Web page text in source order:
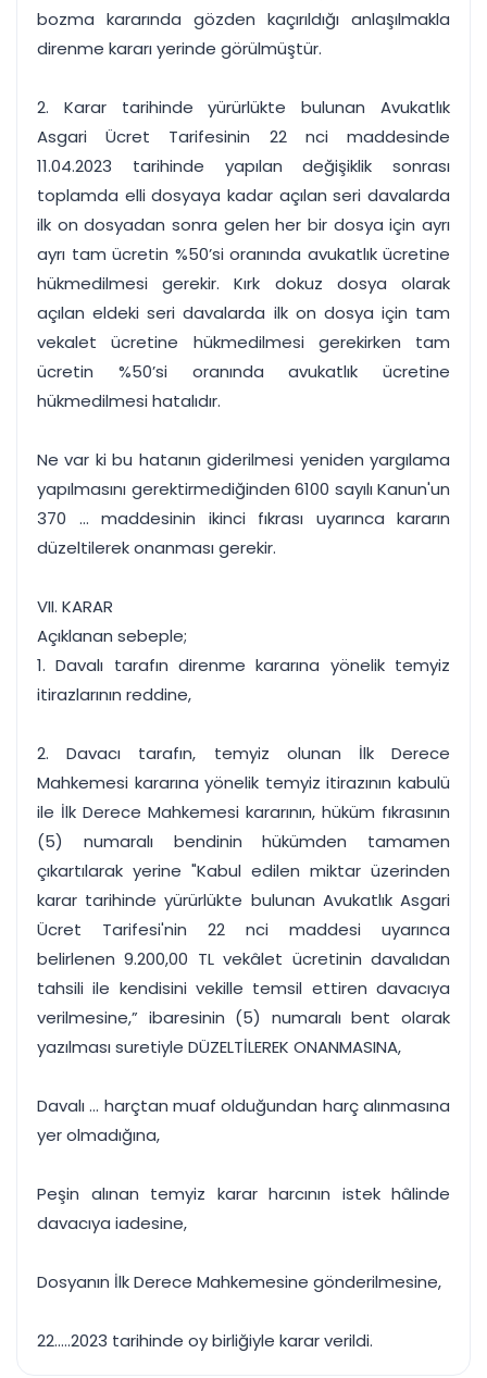
bozma kararında gözden kaçırıldığı anlaşılmakla
direnme kararı yerinde görülmüştür.
2. Karar tarihinde yürürlükte bulunan Avukatlık
Asgari Ücret Tarifesinin 22 nci maddesinde
11.04.2023 tarihinde yapılan değişiklik sonrası
toplamda elli dosyaya kadar açılan seri davalarda
ilk on dosyadan sonra gelen her bir dosya için ayrı
ayrı tam ücretin %50’si oranında avukatlık ücretine
hükmedilmesi gerekir. Kırk dokuz dosya olarak
açılan eldeki seri davalarda ilk on dosya için tam
vekalet ücretine hükmedilmesi gerekirken tam
ücretin %50’si oranında avukatlık ücretine
hükmedilmesi hatalıdır.
Ne var ki bu hatanın giderilmesi yeniden yargılama
yapılmasını gerektirmediğinden 6100 sayılı Kanun'un
370 ... maddesinin ikinci fıkrası uyarınca kararın
düzeltilerek onanması gerekir.
VII. KARAR
Açıklanan sebeple;
1. Davalı tarafın direnme kararına yönelik temyiz
itirazlarının reddine,
2. Davacı tarafın, temyiz olunan İlk Derece
Mahkemesi kararına yönelik temyiz itirazının kabulü
ile İlk Derece Mahkemesi kararının, hüküm fıkrasının
(5) numaralı bendinin hükümden tamamen
çıkartılarak yerine "Kabul edilen miktar üzerinden
karar tarihinde yürürlükte bulunan Avukatlık Asgari
Ücret Tarifesi'nin 22 nci maddesi uyarınca
belirlenen 9.200,00 TL vekâlet ücretinin davalıdan
tahsili ile kendisini vekille temsil ettiren davacıya
verilmesine,” ibaresinin (5) numaralı bent olarak
yazılması suretiyle DÜZELTİLEREK ONANMASINA,
Davalı ... harçtan muaf olduğundan harç alınmasına
yer olmadığına,
Peşin alınan temyiz karar harcının istek hâlinde
davacıya iadesine,
Dosyanın İlk Derece Mahkemesine gönderilmesine,
22.....2023 tarihinde oy birliğiyle karar verildi.